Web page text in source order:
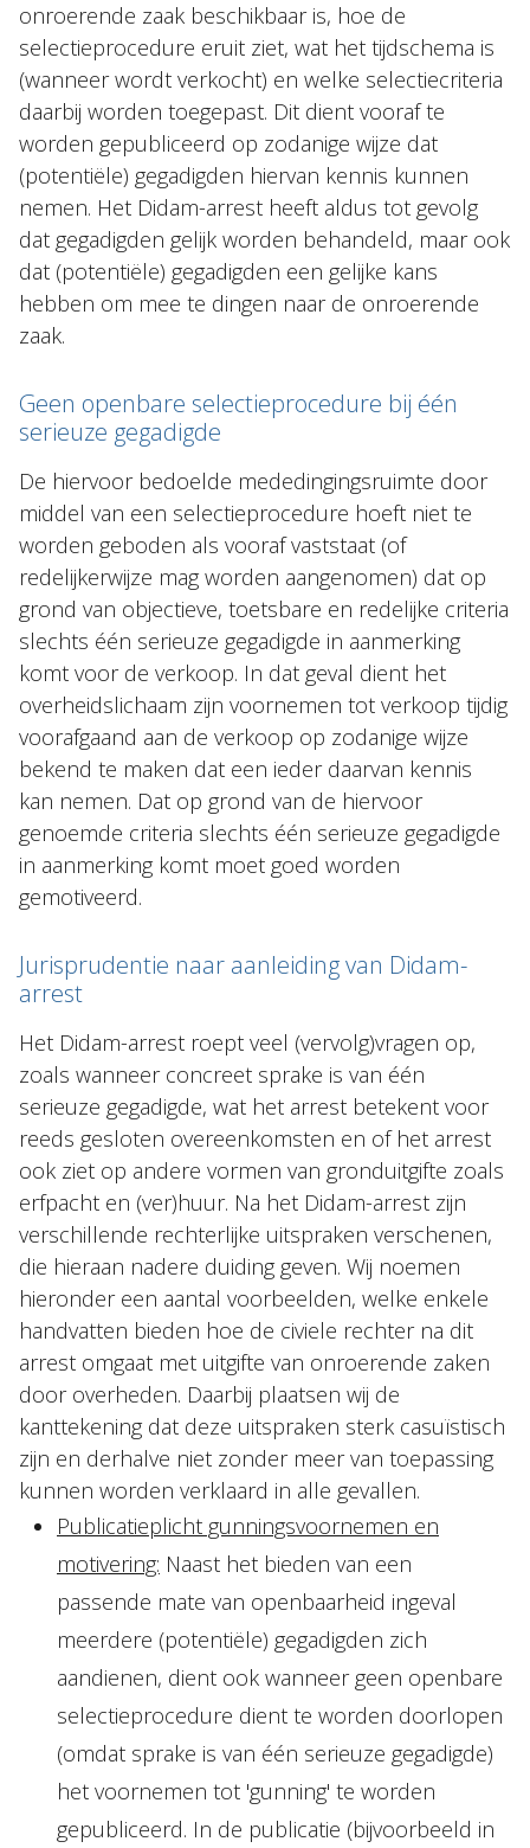
onroerende zaak beschikbaar is, hoe de
selectieprocedure eruit ziet, wat het tijdschema is
(wanneer wordt verkocht) en welke selectiecriteria
daarbij worden toegepast. Dit dient vooraf te
worden gepubliceerd op zodanige wijze dat
(potentiële) gegadigden hiervan kennis kunnen
nemen. Het Didam-arrest heeft aldus tot gevolg
dat gegadigden gelijk worden behandeld, maar ook
dat (potentiële) gegadigden een gelijke kans
hebben om mee te dingen naar de onroerende
zaak.
Geen openbare selectieprocedure bij één
serieuze gegadigde
De hiervoor bedoelde mededingingsruimte door
middel van een selectieprocedure hoeft niet te
worden geboden als vooraf vaststaat (of
redelijkerwijze mag worden aangenomen) dat op
grond van objectieve, toetsbare en redelijke criteria
slechts één serieuze gegadigde in aanmerking
komt voor de verkoop. In dat geval dient het
overheidslichaam zijn voornemen tot verkoop tijdig
voorafgaand aan de verkoop op zodanige wijze
bekend te maken dat een ieder daarvan kennis
kan nemen. Dat op grond van de hiervoor
genoemde criteria slechts één serieuze gegadigde
in aanmerking komt moet goed worden
gemotiveerd.
Jurisprudentie naar aanleiding van Didam-
arrest
Het Didam-arrest roept veel (vervolg)vragen op,
zoals wanneer concreet sprake is van één
serieuze gegadigde, wat het arrest betekent voor
reeds gesloten overeenkomsten en of het arrest
ook ziet op andere vormen van gronduitgifte zoals
erfpacht en (ver)huur. Na het Didam-arrest zijn
verschillende rechterlijke uitspraken verschenen,
die hieraan nadere duiding geven. Wij noemen
hieronder een aantal voorbeelden, welke enkele
handvatten bieden hoe de civiele rechter na dit
arrest omgaat met uitgifte van onroerende zaken
door overheden. Daarbij plaatsen wij de
kanttekening dat deze uitspraken sterk casuïstisch
zijn en derhalve niet zonder meer van toepassing
kunnen worden verklaard in alle gevallen.
Publicatieplicht gunningsvoornemen en
motivering: Naast het bieden van een
passende mate van openbaarheid ingeval
meerdere (potentiële) gegadigden zich
aandienen, dient ook wanneer geen openbare
selectieprocedure dient te worden doorlopen
(omdat sprake is van één serieuze gegadigde)
het voornemen tot 'gunning' te worden
gepubliceerd. In de publicatie (bijvoorbeeld in